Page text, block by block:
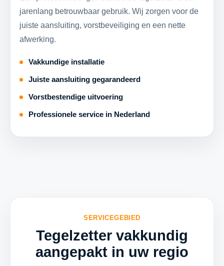
jarenlang betrouwbaar gebruik. Wij zorgen voor de
juiste aansluiting, vorstbeveiliging en een nette
afwerking.
Vakkundige installatie
Juiste aansluiting gegarandeerd
Vorstbestendige uitvoering
Professionele service in Nederland
SERVICEGEBIED
Tegelzetter vakkundig
aangepakt in uw regio